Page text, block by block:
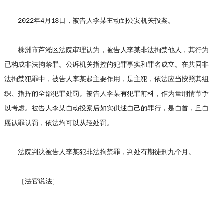
2022年4月13日，被告人李某主动到公安机关投案。
株洲市芦淞区法院审理认为，被告人李某非法拘禁他人，其行为
已构成非法拘禁罪。公诉机关指控的犯罪事实和罪名成立。在共同非
法拘禁犯罪中，被告人李某起主要作用，是主犯，依法应当按照其组
织、指挥的全部犯罪处罚。被告人李某有犯罪前科，作为量刑情节予
以考虑。被告人李某自动投案后如实供述自己的罪行，是自首，且自
愿认罪认罚，依法均可以从轻处罚。
法院判决被告人李某犯非法拘禁罪，判处有期徒刑九个月。
［法官说法］